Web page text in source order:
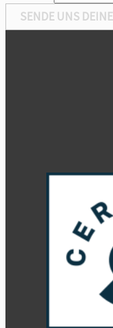
SENDE UNS